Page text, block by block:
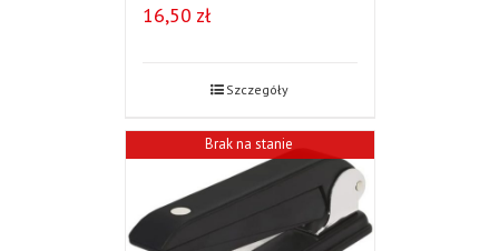
16,50 zł
Szczegóły
Brak na stanie